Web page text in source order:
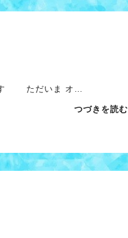
ただいま オ…
つづきを読む